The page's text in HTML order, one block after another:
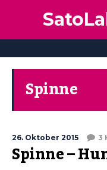
Spinne
26. Oktober 2015 3
Spinne –